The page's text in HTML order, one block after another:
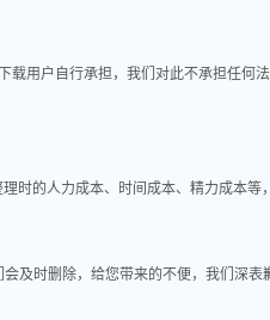
用户自行承担，我们对此不承担任何法
时的人力成本、时间成本、精力成本等
及时删除，给您带来的不便，我们深表